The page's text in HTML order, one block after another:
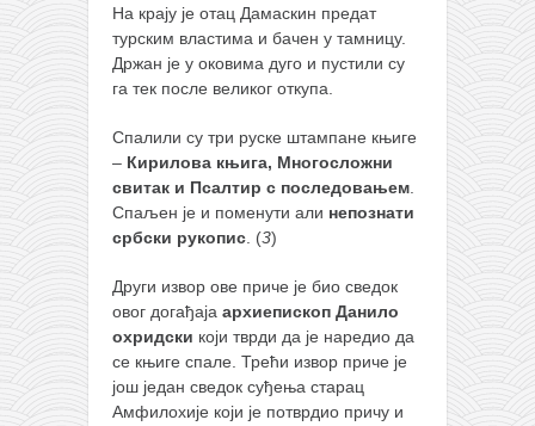
На крају је отац Дамаскин предат
турским властима и бачен у тамницу.
Држан је у оковима дуго и пустили су
га тек после великог откупа.
Спалили су три руске штампане књиге
– Кирилова књига, Многосложни
свитак и Псалтир с последовањем.
Спаљен је и поменути али непознати
србски рукопис. (3)
Други извор ове приче је био сведок
овог догађаја архиепископ Данило
охридски који тврди да је наредио да
се књиге спале. Трећи извор приче је
још један сведок суђења старац
Амфилохије који је потврдио причу и